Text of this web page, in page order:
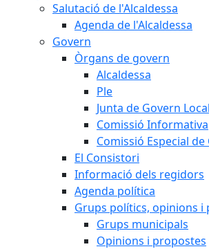
Salutació de l'Alcaldessa
Agenda de l'Alcaldessa
Govern
Òrgans de govern
Alcaldessa
Ple
Junta de Govern Local
Comissió Informativa
Comissió Especial de
El Consistori
Informació dels regidors
Agenda política
Grups polítics, opinions i
Grups municipals
Opinions i propostes